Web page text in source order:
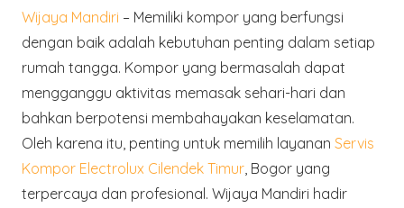
Wijaya Mandiri – Memiliki kompor yang berfungsi
dengan baik adalah kebutuhan penting dalam setiap
rumah tangga. Kompor yang bermasalah dapat
mengganggu aktivitas memasak sehari-hari dan
bahkan berpotensi membahayakan keselamatan.
Oleh karena itu, penting untuk memilih layanan Servis
Kompor Electrolux Cilendek Timur , Bogor yang
terpercaya dan profesional. Wijaya Mandiri hadir